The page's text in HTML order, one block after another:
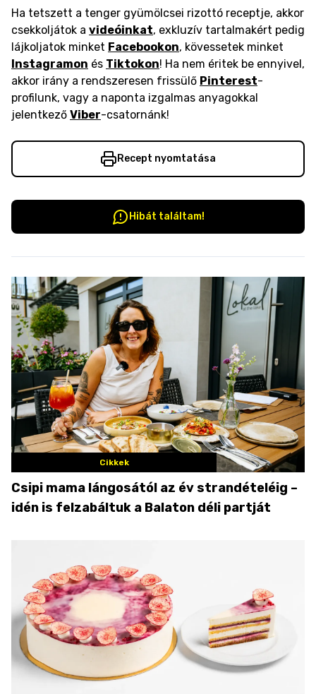
Ha tetszett a tenger gyümölcsei rizottó receptje, akkor
csekkoljátok a videóinkat, exkluzív tartalmakért pedig
lájkoljatok minket Facebookon, kövessetek minket
Instagramon és Tiktokon! Ha nem éritek be ennyivel,
akkor irány a rendszeresen frissülő Pinterest-
profilunk, vagy a naponta izgalmas anyagokkal
jelentkező Viber-csatornánk!
Recept nyomtatása
Hibát találtam!
Cikkek
Csipi mama lángosától az év strandételéig –
idén is felzabáltuk a Balaton déli partját